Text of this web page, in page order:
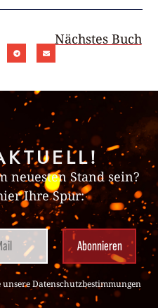
Nächstes Buch
neuesten Stand sein?
Ihre Spur:
unsereDatenschutz­bestimmungen